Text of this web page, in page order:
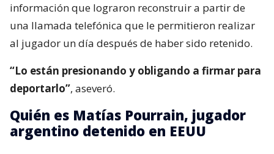
información que lograron reconstruir a partir de
una llamada telefónica que le permitieron realizar
al jugador un día después de haber sido retenido.
“Lo están presionando y obligando a firmar para
deportarlo”, aseveró.
Quién es Matías Pourrain, jugador
argentino detenido en EEUU